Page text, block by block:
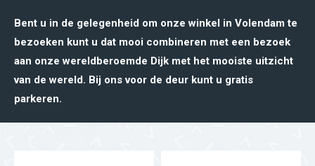
Bent u in de gelegenheid om onze winkel in Volendam te
bezoeken kunt u dat mooi combineren met een bezoek
aan onze wereldberoemde Dijk met het mooiste uitzicht
van de wereld. Bij ons voor de deur kunt u gratis
parkeren.